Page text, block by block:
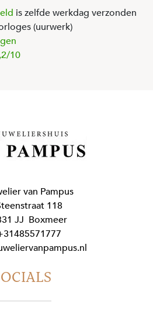
is zelfde werkdag verzonden
(uurwerk)
10
van Pampus
118
JJ Boxmeer